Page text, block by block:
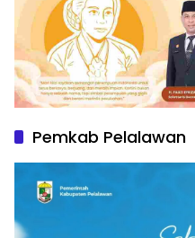
Pemkab Pelalawan